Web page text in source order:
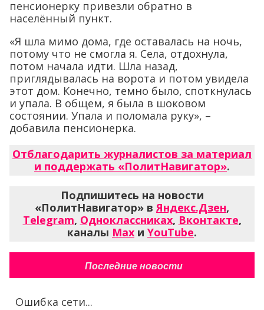
пенсионерку привезли обратно в
населённый пункт.
«Я шла мимо дома, где оставалась на ночь,
потому что не смогла я. Села, отдохнула,
потом начала идти. Шла назад,
приглядывалась на ворота и потом увидела
этот дом. Конечно, темно было, споткнулась
и упала. В общем, я была в шоковом
состоянии. Упала и поломала руку», –
добавила пенсионерка.
Отблагодарить журналистов за материал
и поддержать «ПолитНавигатор».
Подпишитесь на новости
«ПолитНавигатор» вЯндекс.Дзен,
Telegram, Одноклассниках, Вконтакте,
каналы Max и YouTube.
Последние новости
Ошибка сети...